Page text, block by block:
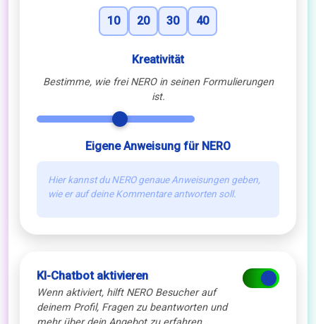
10 20 30 40
Kreativität
Bestimme, wie frei NERO in seinen Formulierungen
ist.
Eigene Anweisung für NERO
Hier kannst du NERO genaue Anweisungen geben,
wie er auf deine Kommentare antworten soll.
KI-Chatbot aktivieren
Wenn aktiviert, hilft NERO Besucher auf
deinem Profil, Fragen zu beantworten und